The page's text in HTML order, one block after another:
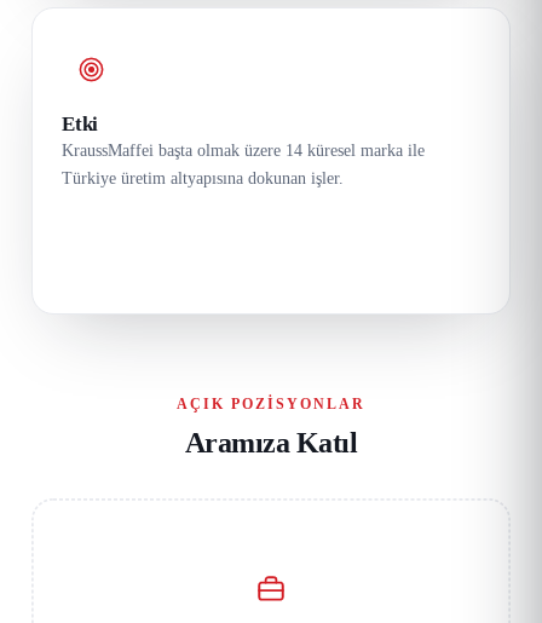
Etki
KraussMaffei başta olmak üzere 14 küresel marka ile
Türkiye üretim altyapısına dokunan işler.
AÇIK POZISYONLAR
Aramıza Katıl